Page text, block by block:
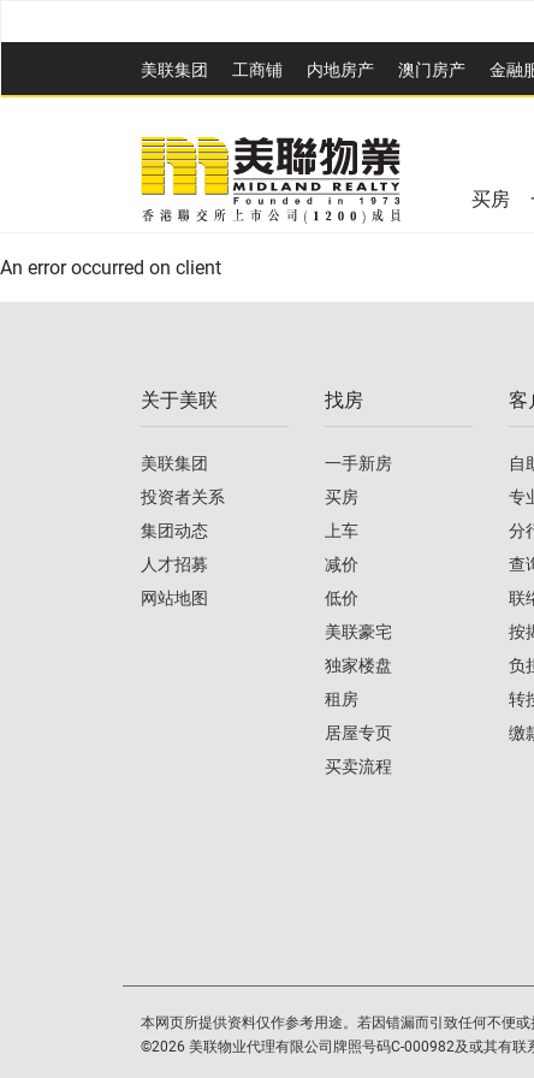
美联集团 工商铺 内地房产 澳⻔房产 金融
买房
An error occurred on client
关于美联
美联集团
投资者关系
集团动态
人才招募
网站地图
找房
一手新房
买房
上车
减价
低价
美联豪宅
独家楼盘
租房
居屋专页
买卖流程
客
自
专
分
查
联
按
负
转
缴
本网页所提供资料仅作参考用途。若因错漏而引致任何不便或
©2026 美联物业代理有限公司牌照号码C-000982及或其有联